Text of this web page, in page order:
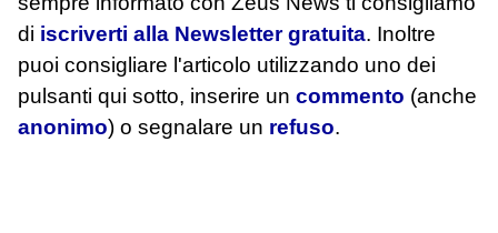
di iscriverti alla Newsletter gratuita. Inoltre
puoi consigliare l'articolo utilizzando uno dei
pulsanti qui sotto, inserire un commento (anche
anonimo) o segnalare un refuso.